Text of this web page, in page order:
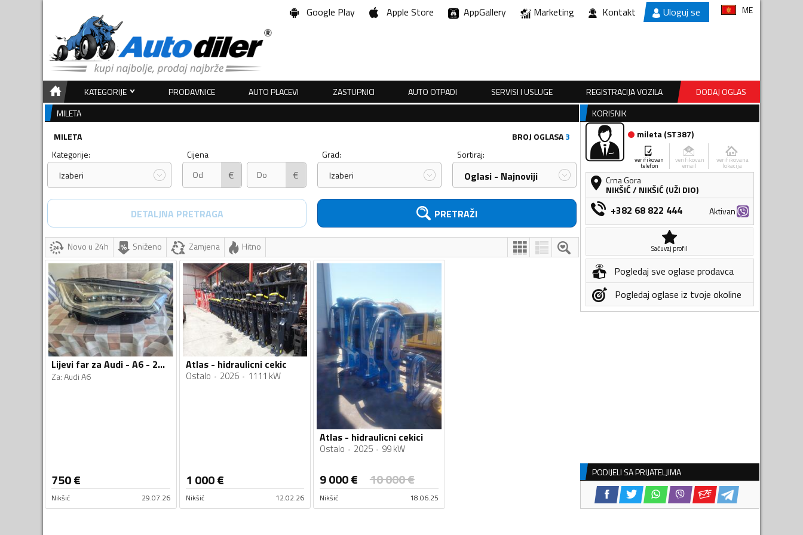
Google Play Apple Store AppGallery Marketing Kontakt Uloguj se ME
KATEGORIJE PRODAVNICE AUTO PLACEVI ZASTUPNICI AUTO OTPADI SERVISI I USLUGE REGISTRACIJA VOZILA
DODAJ OGLAS
MILETA
MILETA
BROJ OGLASA3
Kategorije:
Izaberi
Cijena
€ €
Grad:
Izaberi
Sortiraj:
Oglasi - Najnoviji
DETALJNA PRETRAGA PRETRAŽI
Novo u 24h Sniženo Zamjena Hitno
Lijevi far za Audi - A6 - 2013
Za:Audi A6
750€
Nikšić 29.07.26
Atlas - hidraulicni cekic
Ostalo 2026 1111 kW
1 000€
Nikšić 12.02.26
Atlas - hidraulicni cekici
Ostalo 2025 99 kW
9 000€ 10 000€
Nikšić 18.06.25
KORISNIK
mileta(ST387)
verifikovan
telefon
verifikovan
email
verifikovana
lokacija
Crna Gora
NIKŠIĆ/ NIKŠIĆ (UŽI DIO)
+382 68 822 444 Aktivan
Sačuvaj profil
Pogledaj sve oglase prodavca
Pogledaj oglase iz tvoje okoline
PODIJELI SA PRIJATELJIMA